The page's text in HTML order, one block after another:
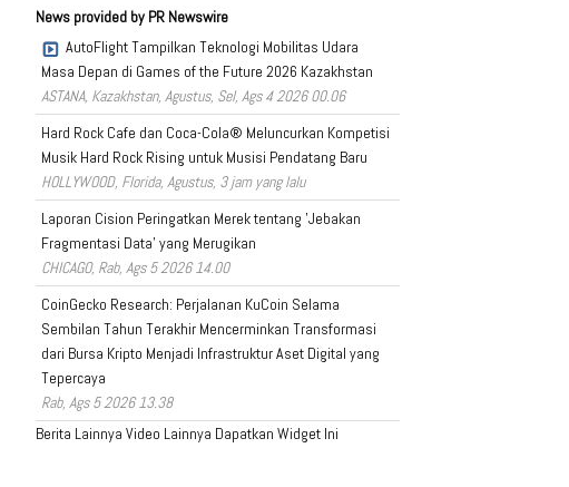
News provided by PR Newswire
AutoFlight Tampilkan Teknologi Mobilitas Udara
Masa Depan di Games of the Future 2026 Kazakhstan
ASTANA, Kazakhstan, Agustus, Sel, Ags 4 2026 00.06
Hard Rock Cafe dan Coca-Cola® Meluncurkan Kompetisi
Musik Hard Rock Rising untuk Musisi Pendatang Baru
HOLLYWOOD, Florida, Agustus, 3 jam yang lalu
Laporan Cision Peringatkan Merek tentang 'Jebakan
Fragmentasi Data' yang Merugikan
CHICAGO, Rab, Ags 5 2026 14.00
CoinGecko Research: Perjalanan KuCoin Selama
Sembilan Tahun Terakhir Mencerminkan Transformasi
dari Bursa Kripto Menjadi Infrastruktur Aset Digital yang
Tepercaya
Rab, Ags 5 2026 13.38
Berita Lainnya Video Lainnya Dapatkan Widget Ini